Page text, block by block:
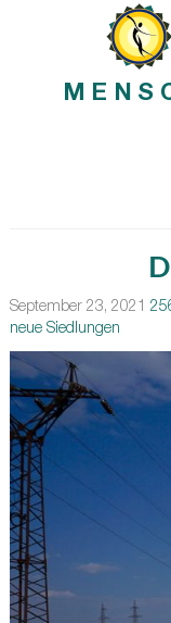
September 23, 2021
neue Siedlungen